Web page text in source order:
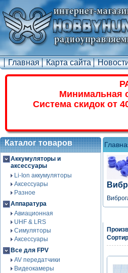
Главная Карта сайта
Минимальная
Система скидок от
Каталог товаров
Аккумуляторы и
аксессуары
Li-Ion аккумуляторы
Аксессуары
Разное
Аппаратура
Авиационная
UHF & LRS
Симуляторы
Аксессуары
Все для FPV
AV передатчики
Видеокамеры